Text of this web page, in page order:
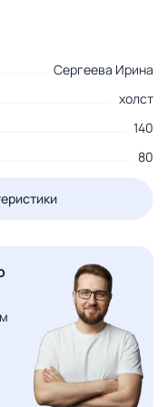
Сергеева Ирина
холст
140
80